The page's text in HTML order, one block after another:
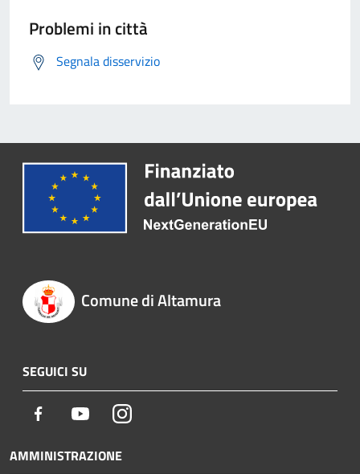
Problemi in città
Segnala disservizio
Comune di Altamura
SEGUICI SU
Facebook YoutubeInstagram
AMMINISTRAZIONE